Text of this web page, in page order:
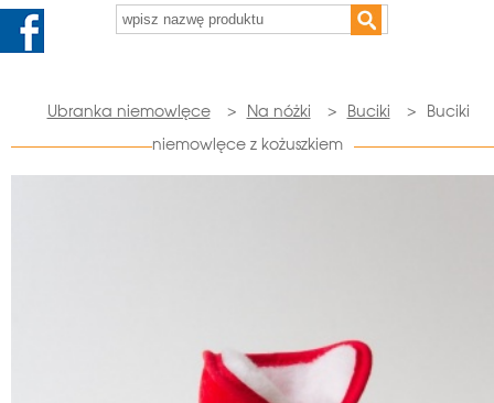
Ubranka niemowlęce > Na nóżki > Buciki >
Buciki
niemowlęce z kożuszkiem